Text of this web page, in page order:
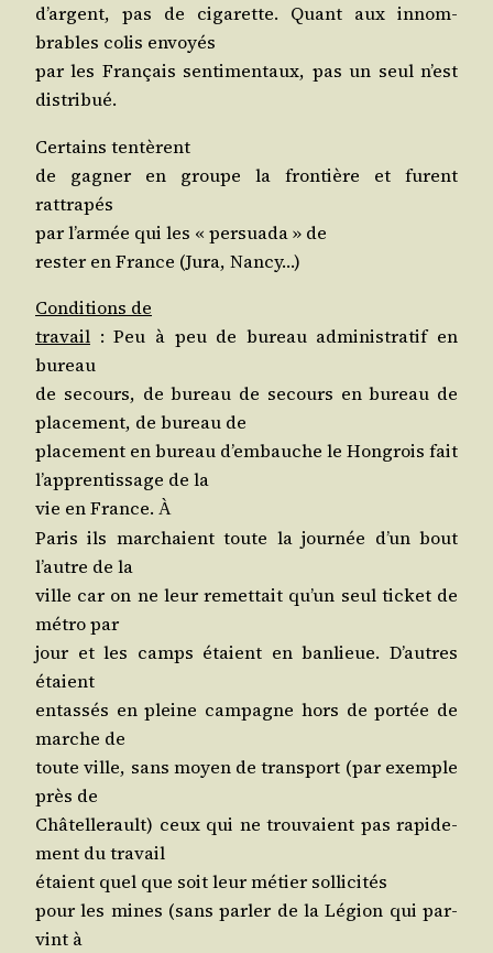
d’argent, pas de ciga­rette. Quant aux innom­
brables colis envoyés
par les Fran­çais sen­ti­men­taux, pas un seul n’est
distribué.
Cer­tains tentèrent
de gagner en groupe la fron­tière et furent
rattrapés
par l’ar­mée qui les « per­sua­da » de
res­ter en France (Jura, Nancy…)
Condi­tions de
tra­vail : Peu à peu de bureau admi­nis­tra­tif en
bureau
de secours, de bureau de secours en bureau de
pla­ce­ment, de bureau de
pla­ce­ment en bureau d’embauche le Hon­grois fait
l’ap­pren­tis­sage de la
vie en France. À
Paris ils mar­chaient toute la jour­née d’un bout
l’autre de la
ville car on ne leur remet­tait qu’un seul ticket de
métro par
jour et les camps étaient en ban­lieue. D’autres
étaient
entas­sés en pleine cam­pagne hors de por­tée de
marche de
toute ville, sans moyen de trans­port (par exemple
près de
Châ­tel­le­rault) ceux qui ne trou­vaient pas rapi­de­
ment du travail
étaient quel que soit leur métier sollicités
pour les mines (sans par­ler de la Légion qui par­
vint à